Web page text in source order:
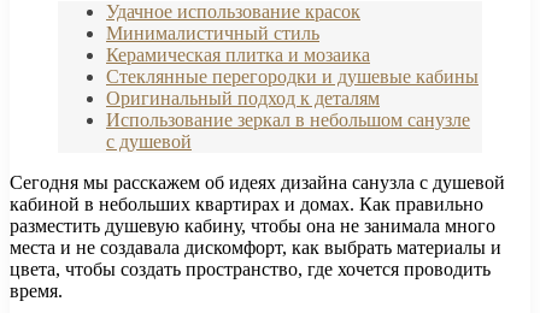
Удачное использование красок
Минималистичный стиль
Керамическая плитка и мозаика
Стеклянные перегородки и душевые кабины
Оригинальный подход к деталям
Использование зеркал в небольшом санузле
с душевой
Сегодня мы расскажем об идеях дизайна санузла с душевой
кабиной в небольших квартирах и домах. Как правильно
разместить душевую кабину, чтобы она не занимала много
места и не создавала дискомфорт, как выбрать материалы и
цвета, чтобы создать пространство, где хочется проводить
время.